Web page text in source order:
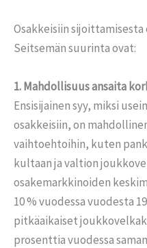
Osakkeisiin
Seitsemän suurinta ovat:
1. Mahdollisuus ansaita
Ensisijainen syy, miksi
osakkeisiin, on
vaihtoehtoihin, kuten
kultaan ja valtion
osakemarkkinoiden
10 % vuodessa vuodesta
pitkäaikaiset
prosenttia vuodessa